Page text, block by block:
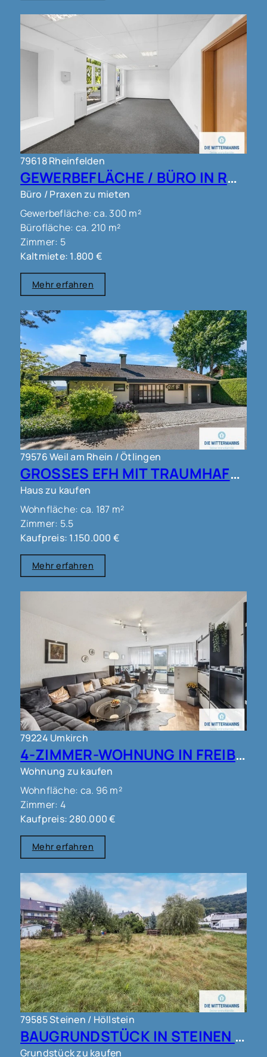
79618 Rheinfelden
GEWERBEFLÄCHE / BÜRO IN RHEINFELDEN !!!
Büro / Praxen zu mieten
Gewerbefläche: ca. 300 m²
Bürofläche: ca. 210 m²
Zimmer: 5
Kaltmiete: 1.800 €
Mehr erfahren
79576 Weil am Rhein / Ötlingen
GROSSES EFH MIT TRAUMHAFTEM AUSBLICK IN WEIL AM RHEIN OT ÖTLINGEN !!!
Haus zu kaufen
Wohnfläche: ca. 187 m²
Zimmer: 5.5
Kaufpreis: 1.150.000 €
Mehr erfahren
79224 Umkirch
4-ZIMMER-WOHNUNG IN FREIBURG - UMKIRCH!!
Wohnung zu kaufen
Wohnfläche: ca. 96 m²
Zimmer: 4
Kaufpreis: 280.000 €
Mehr erfahren
79585 Steinen / Höllstein
BAUGRUNDSTÜCK IN STEINEN !!!
Grundstück zu kaufen